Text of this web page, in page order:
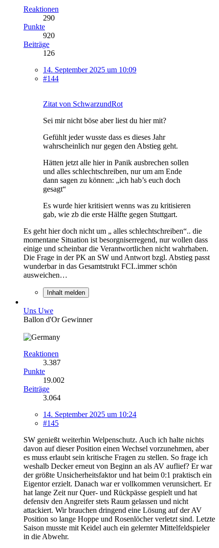
Reaktionen
290
Punkte
920
Beiträge
126
14. September 2025 um 10:09
#144
Zitat von SchwarzundRot
Sei mir nicht böse aber liest du hier mit?
Gefühlt jeder wusste dass es dieses Jahr
wahrscheinlich nur gegen den Abstieg geht.
Hätten jetzt alle hier in Panik ausbrechen sollen
und alles schlechtschreiben, nur um am Ende
dann sagen zu können: „ich hab’s euch doch
gesagt“
Es wurde hier kritisiert wenns was zu kritisieren
gab, wie zb die erste Hälfte gegen Stuttgart.
Es geht hier doch nicht um „ alles schlechtschreiben“.. die
momentane Situation ist besorgniserregend, nur wollen dass
einige und scheinbar die Verantwortlichen nicht wahrhaben.
Die Frage in der PK an SW und Antwort bzgl. Abstieg passt
wunderbar in das Gesamtstrukt FCI..immer schön
ausweichen…
Inhalt melden
Uns Uwe
Ballon d'Or Gewinner
Reaktionen
3.387
Punkte
19.002
Beiträge
3.064
14. September 2025 um 10:24
#145
SW genießt weiterhin Welpenschutz. Auch ich halte nichts
davon auf dieser Position einen Wechsel vorzunehmen, aber
es muss erlaubt sein kritische Fragen zu stellen. So frage ich
weshalb Decker erneut von Beginn an als AV auflief? Er war
der größte Unsicherheitsfaktor und hat beim 0:1 praktisch ein
Eigentor erzielt. Danach war er vollkommen verunsichert. Er
hat lange Zeit nur Quer- und Rückpässe gespielt und hat
defensiv den Angreifer stets Raum gelassen und nicht
attackiert. Wir brauchen dringend eine Lösung auf der AV
Position so lange Hoppe und Rosenlöcher verletzt sind. Letzte
Saison musste mit Keidel auch ein gelernter Mittelfeldspieler
in die Abwehr.